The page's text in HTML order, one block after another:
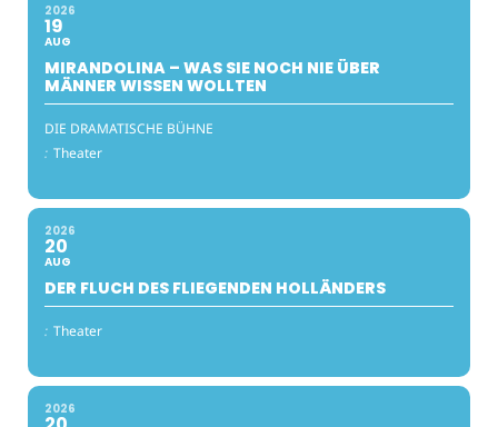
2026
19
AUG
MIRANDOLINA – WAS SIE NOCH NIE ÜBER
MÄNNER WISSEN WOLLTEN
DIE DRAMATISCHE BÜHNE
: Theater
2026
20
AUG
DER FLUCH DES FLIEGENDEN HOLLÄNDERS
: Theater
2026